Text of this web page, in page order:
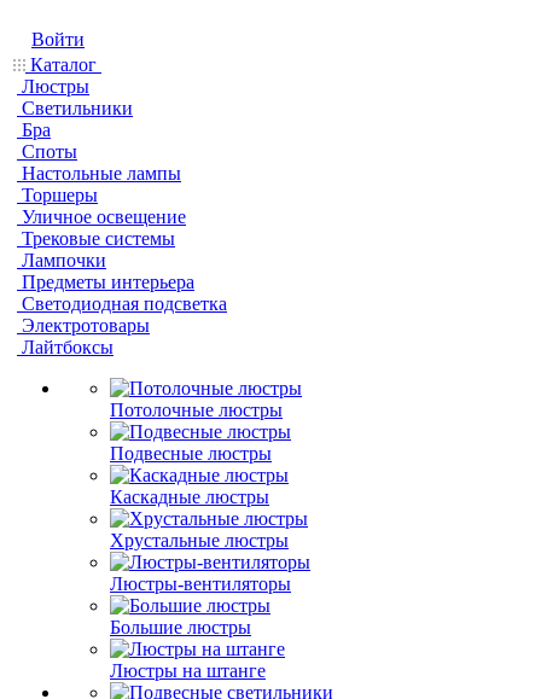
Войти
Каталог
Люстры
Светильники
Бра
Споты
Настольные лампы
Торшеры
Уличное освещение
Трековые системы
Лампочки
Предметы интерьера
Светодиодная подсветка
Электротовары
Лайтбоксы
Потолочные люстры
Подвесные люстры
Каскадные люстры
Хрустальные люстры
Люстры-вентиляторы
Большие люстры
Люстры на штанге